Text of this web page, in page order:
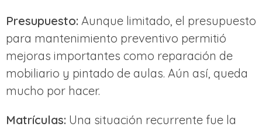
Presupuesto: Aunque limitado, el presupuesto
para mantenimiento preventivo permitió
mejoras importantes como reparación de
mobiliario y pintado de aulas. Aún así, queda
mucho por hacer.
Matrículas: Una situación recurrente fue la